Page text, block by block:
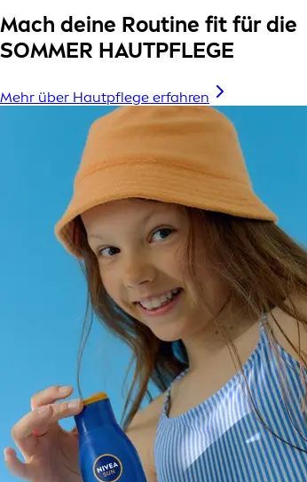
Mach deine Routine fit für die
SOMMER HAUTPFLEGE
Mehr über Hautpflege erfahren